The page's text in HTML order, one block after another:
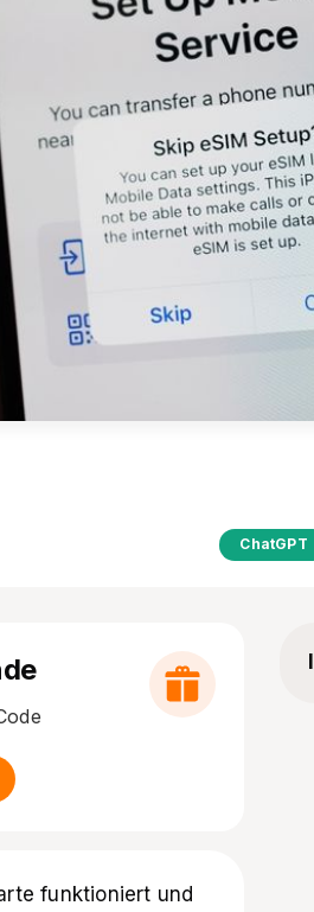
ChatGPT
funktioniert und